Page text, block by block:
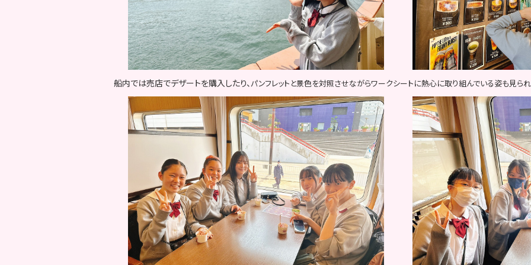
船内では売店でデザートを購入したり、 パンフレットと景色を対照させながらワークシートに熱心に取り組んでいる姿も見られ